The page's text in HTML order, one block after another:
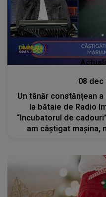
08 dec
Un tânăr constănțean
la bătaie de Radio
“Incubatorul de cadouri”! “Nici acum, după
am câștigat mașina,